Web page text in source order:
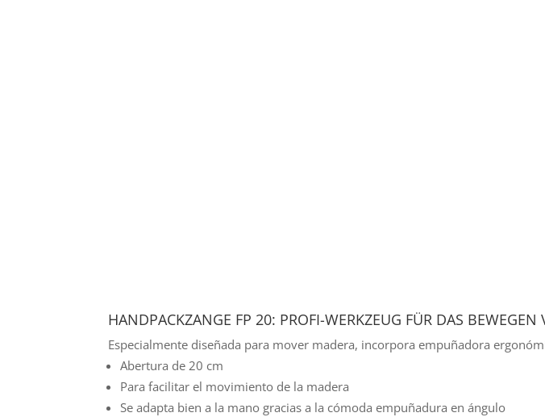
HANDPACKZANGE FP 20: PROFI-WERKZEUG FÜR DAS
Especialmente diseñada para mover madera, incorpora empuñadora
Abertura de 20 cm
Para facilitar el movimiento de la madera
Se adapta bien a la mano gracias a la cómoda empuñadura en ángulo